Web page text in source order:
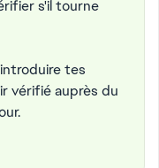
s'il tourne
tes
vérifié auprès du